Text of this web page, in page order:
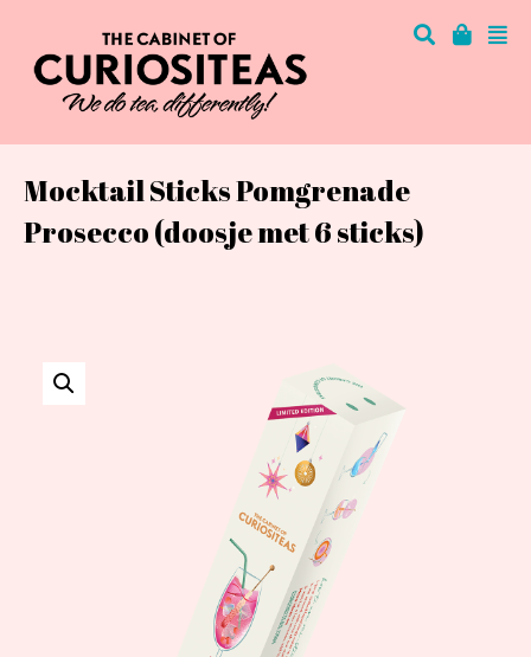
Mocktail Sticks Pomgrenade
Prosecco (doosje met 6 sticks)